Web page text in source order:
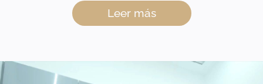
Leer más